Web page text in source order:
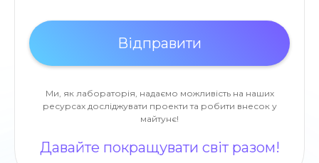
Ми, як лабораторія, надаємо можливість на наших
ресурсах досліджувати проекти та робити внесок у
майтунє!
Давайте покращувати світ разом!